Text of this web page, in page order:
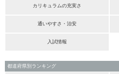
カリキュラムの充実さ
通いやすさ・治安
入試情報
都道府県別ランキング